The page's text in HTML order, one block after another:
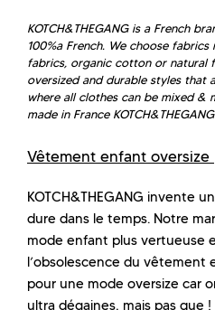
KOTCH&THEGANG is a French
100%a French. We choose
fabrics, organic cotton or natural
oversized and durable styles that
where all clothes can be mixed &
made in France
Vêtement enfant oversize
KOTCH&THEGANG invente
dure dans le temps. Notre
mode enfant plus vertueuse
l’obsolescence du vêtement
pour une mode oversize car
ultra dégaines, mais pas que